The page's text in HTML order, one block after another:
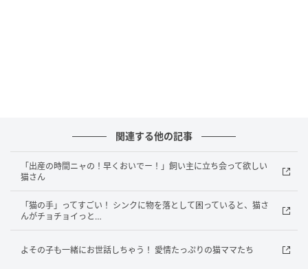
だんだん小さなスリッパの形に！
仕上げに、
有名ブランド風のロゴを
ちょこんと貼り付ければ、
関連する他の記事
「出産の時間ニャの！早くおいでー！」飼い主に立ち会って欲しい
猫さん
「猫の手」ってすごい！ シンクに物を落として困っていると、猫さ
んがチョチョイっと…
よその子も一緒にお世話しちゃう！ 愛情たっぷりの猫ママたち